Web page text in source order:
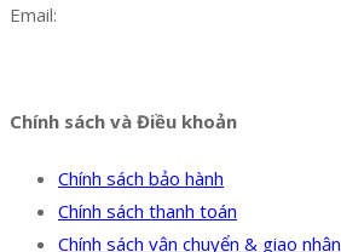
Email:
Chính sách và Điều khoản
Chính sách bảo hành
Chính sách thanh toán
Chính sách vận chuyển & giao nhận